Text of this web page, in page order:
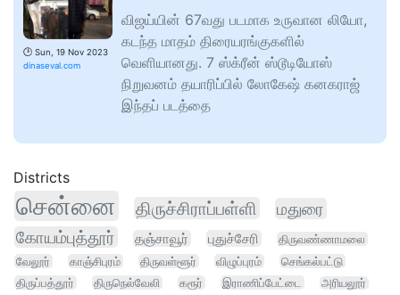
🕑 Sun, 19 Nov 2023
dinaseval.com
விஜய்யின் 67வது படமாக உருவான லியோ,
கடந்த மாதம் திரையரங்குகளில்
வெளியானது. 7 ஸ்க்ரீன் ஸ்டூடியோஸ்
நிறுவனம் தயாரிப்பில் லோகேஷ் கனகராஜ்
இந்தப் படத்தை
Districts
சென்னை திருச்சிராப்பள்ளி
மதுரை
கோயம்புத்தூர்
தஞ்சாவூர் புதுச்சேரி
திருவண்ணாமலை
வேலூர்
காஞ்சிபுரம் திருவள்ளூர் விழுப்புரம்
செங்கல்பட்டு
திருப்பத்தூர்
திருநெல்வேலி கரூர் இராணிப்பேட்டை
அரியலூர்